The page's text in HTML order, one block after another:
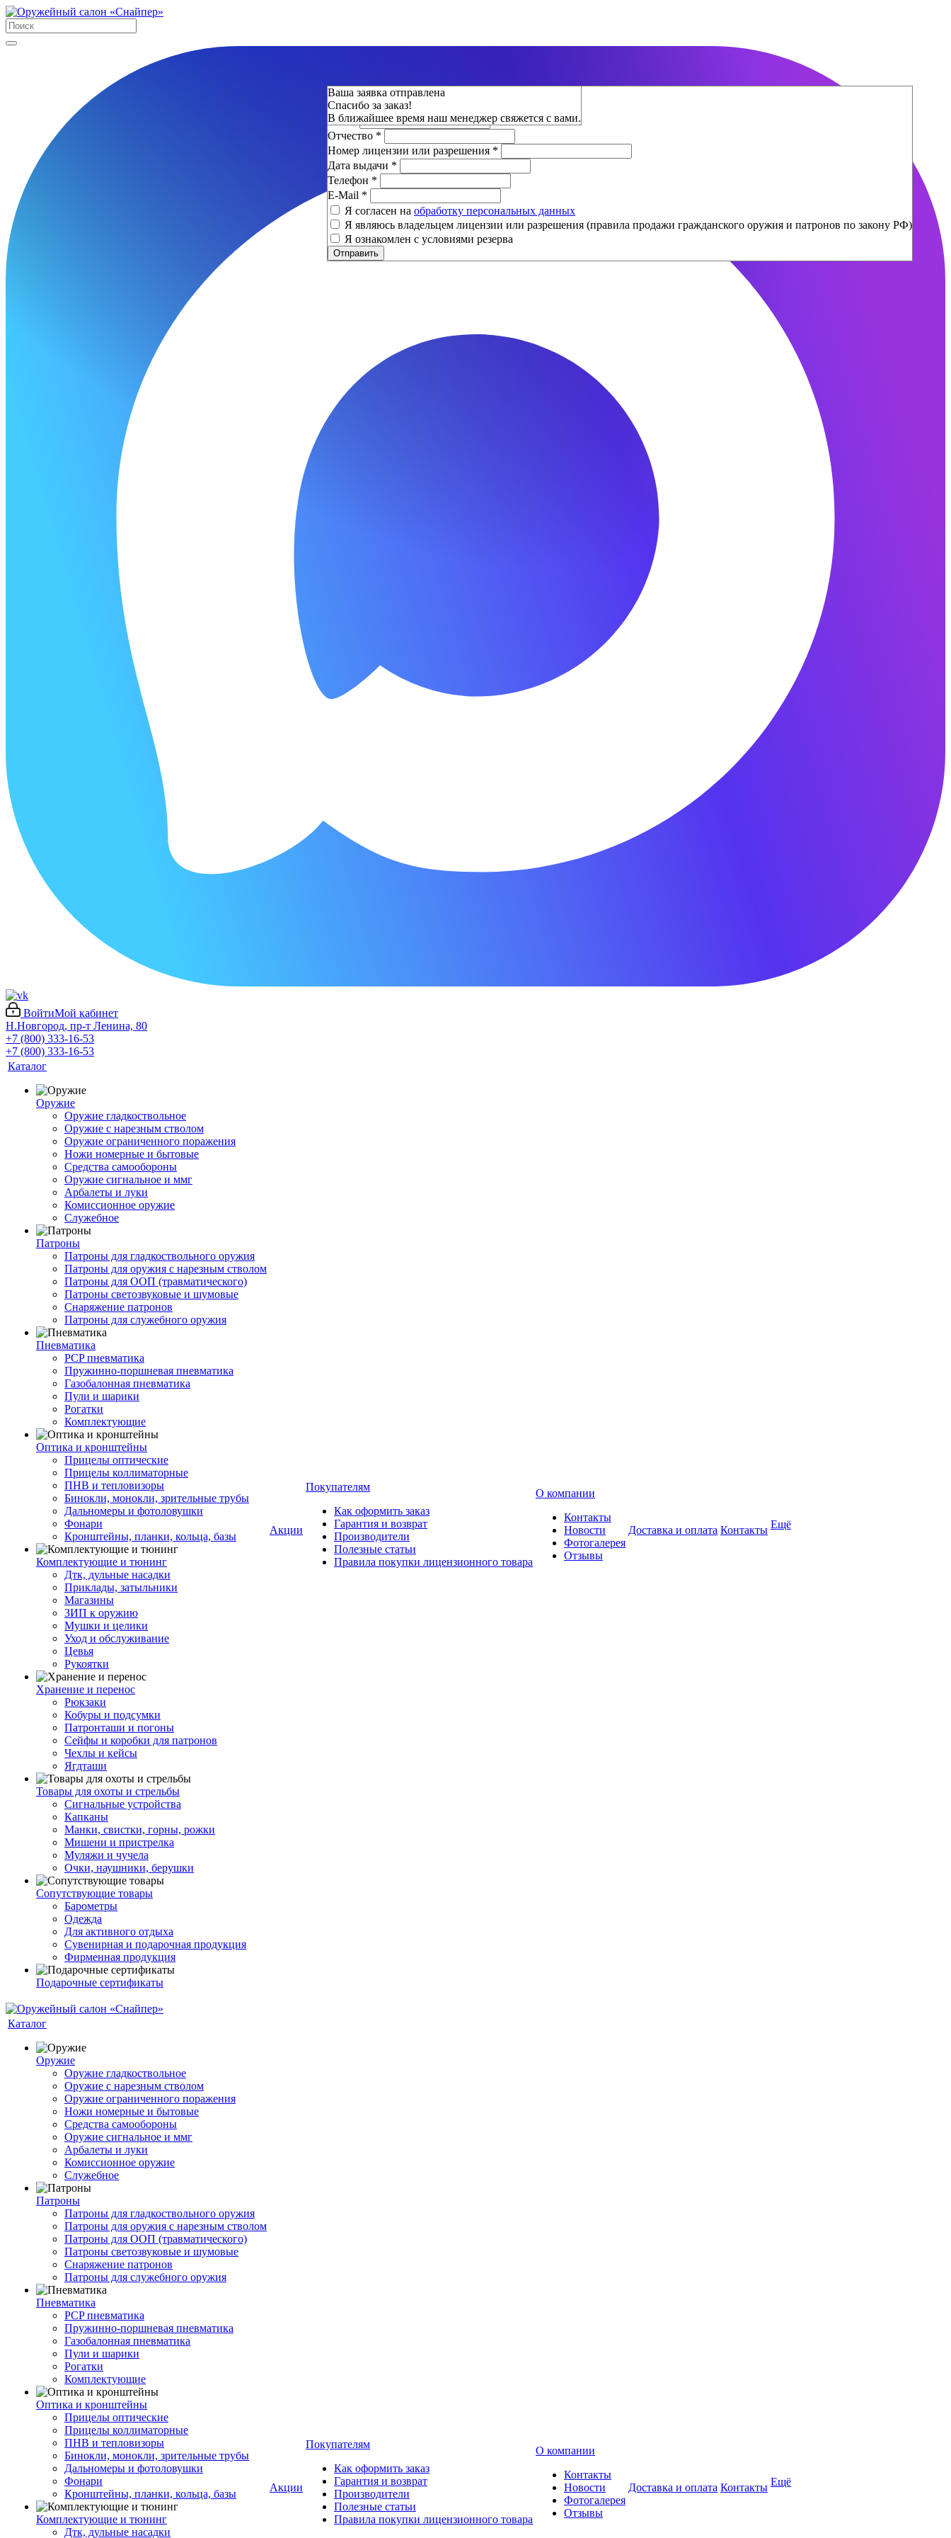
ВойтиМой кабинет
Н.Новгород, пр-т Ленина, 80
+7 (800) 333-16-53
+7 (800) 333-16-53
Каталог
Оружие
Оружие гладкоствольное
Оружие с нарезным стволом
Оружие ограниченного поражения
Ножи номерные и бытовые
Средства самообороны
Оружие сигнальное и ммг
Арбалеты и луки
Комиссионное оружие
Служебное
Патроны
Патроны для гладкоствольного оружия
Патроны для оружия с нарезным стволом
Патроны для ООП (травматического)
Патроны светозвуковые и шумовые
Снаряжение патронов
Патроны для служебного оружия
Пневматика
PCP пневматика
Пружинно-поршневая пневматика
Газобалонная пневматика
Пули и шарики
Рогатки
Комплектующие
Оптика и кронштейны
Прицелы оптические
Прицелы коллиматорные
ПНВ и тепловизоры
Бинокли, монокли, зрительные трубы
Дальномеры и фотоловушки
Фонари
Кронштейны, планки, кольца, базы
Комплектующие и тюнинг
Дтк, дульные насадки
Приклады, затыльники
Магазины
ЗИП к оружию
Мушки и целики
Уход и обслуживание
Цевья
Рукоятки
Хранение и перенос
Рюкзаки
Кобуры и подсумки
Патронташи и погоны
Сейфы и коробки для патронов
Чехлы и кейсы
Ягдташи
Товары для охоты и стрельбы
Сигнальные устройства
Капканы
Манки, свистки, горны, рожки
Мишени и пристрелка
Муляжи и чучела
Очки, наушники, берушки
Сопутствующие товары
Барометры
Одежда
Для активного отдыха
Сувенирная и подарочная продукция
Фирменная продукция
Подарочные сертификаты
Акции
Покупателям
Как оформить заказ
Гарантия и возврат
Производители
Полезные статьи
Правила покупки лицензионного товара
О компании
Контакты
Новости
Фотогалерея
Отзывы
Доставка и оплата Контакты Ещё
Каталог
Оружие
Оружие гладкоствольное
Оружие с нарезным стволом
Оружие ограниченного поражения
Ножи номерные и бытовые
Средства самообороны
Оружие сигнальное и ммг
Арбалеты и луки
Комиссионное оружие
Служебное
Патроны
Патроны для гладкоствольного оружия
Патроны для оружия с нарезным стволом
Патроны для ООП (травматического)
Патроны светозвуковые и шумовые
Снаряжение патронов
Патроны для служебного оружия
Пневматика
PCP пневматика
Пружинно-поршневая пневматика
Газобалонная пневматика
Пули и шарики
Рогатки
Комплектующие
Оптика и кронштейны
Прицелы оптические
Прицелы коллиматорные
ПНВ и тепловизоры
Бинокли, монокли, зрительные трубы
Дальномеры и фотоловушки
Фонари
Кронштейны, планки, кольца, базы
Комплектующие и тюнинг
Дтк, дульные насадки
Акции
Покупателям
Как оформить заказ
Гарантия и возврат
Производители
Полезные статьи
Правила покупки лицензионного товара
О компании
Контакты
Новости
Фотогалерея
Отзывы
Доставка и оплата Контакты Ещё
Зарезервировать
Фамилия*
Имя*
Отчество *
Номер лицензии или разрешения *
Дата выдачи *
Телефон *
E-Mail *
Я согласен на обработку персональных данных
Я являюсь владельцем лицензии или разрешения (правила продажи гражданского оружия и патронов по закону РФ)
Я ознакомлен с условиями резерва
Отправить
Ваша заявка отправлена
Спасибо за заказ!
В ближайшее время наш менеджер свяжется с вами.